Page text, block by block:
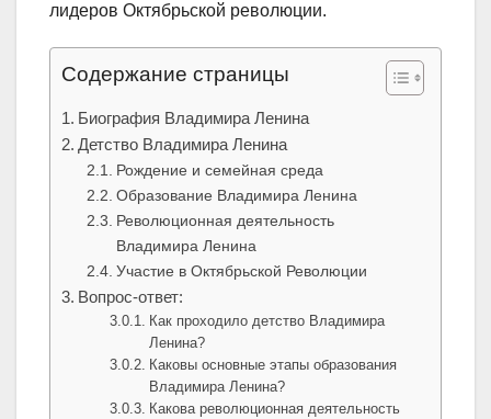
лидеров Октябрьской революции.
Содержание страницы
Биография Владимира Ленина
Детство Владимира Ленина
Рождение и семейная среда
Образование Владимира Ленина
Революционная деятельность
Владимира Ленина
Участие в Октябрьской Революции
Вопрос-ответ:
Как проходило детство Владимира
Ленина?
Каковы основные этапы образования
Владимира Ленина?
Какова революционная деятельность